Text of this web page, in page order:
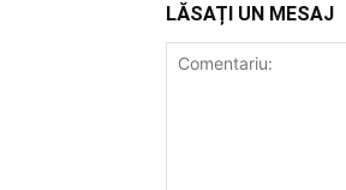
LĂSAȚI UN MESAJ